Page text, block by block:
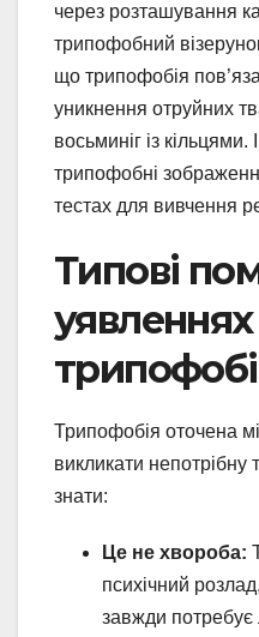
через розташування
трипофобний
що трипофобія
уникнення отруйних
восьминіг із кільцями.
трипофобні
тестах для вивчення
Типові
Трипофобія оточена
викликати
знати:
Це не хвороба:
психічний
завжди потребує